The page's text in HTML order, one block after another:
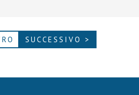
SUCCESSIVO >